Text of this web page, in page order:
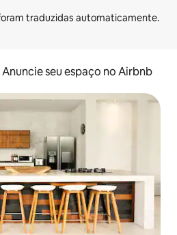
Anuncie seu espaço no Airbnb